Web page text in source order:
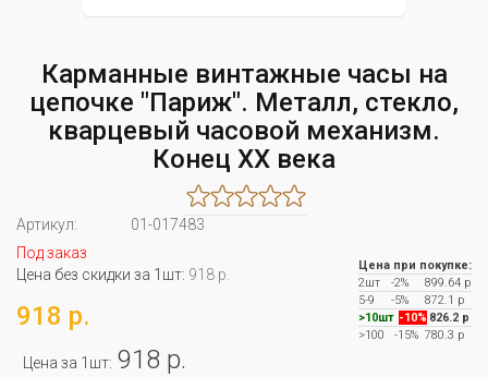
Карманные винтажные часы на
цепочке "Париж". Металл, стекло,
кварцевый часовой механизм.
Конец XX века
Артикул:
01-017483
Под заказ
Цена без скидки за 1шт: 918 р.
918 р.
Цена за 1шт: 918 р.
Цена при покупке:
2шт
-2%
899.64 р
5-9
-5%
872.1 р
>10шт -10% 826.2 р
>100
-15% 780.3 р